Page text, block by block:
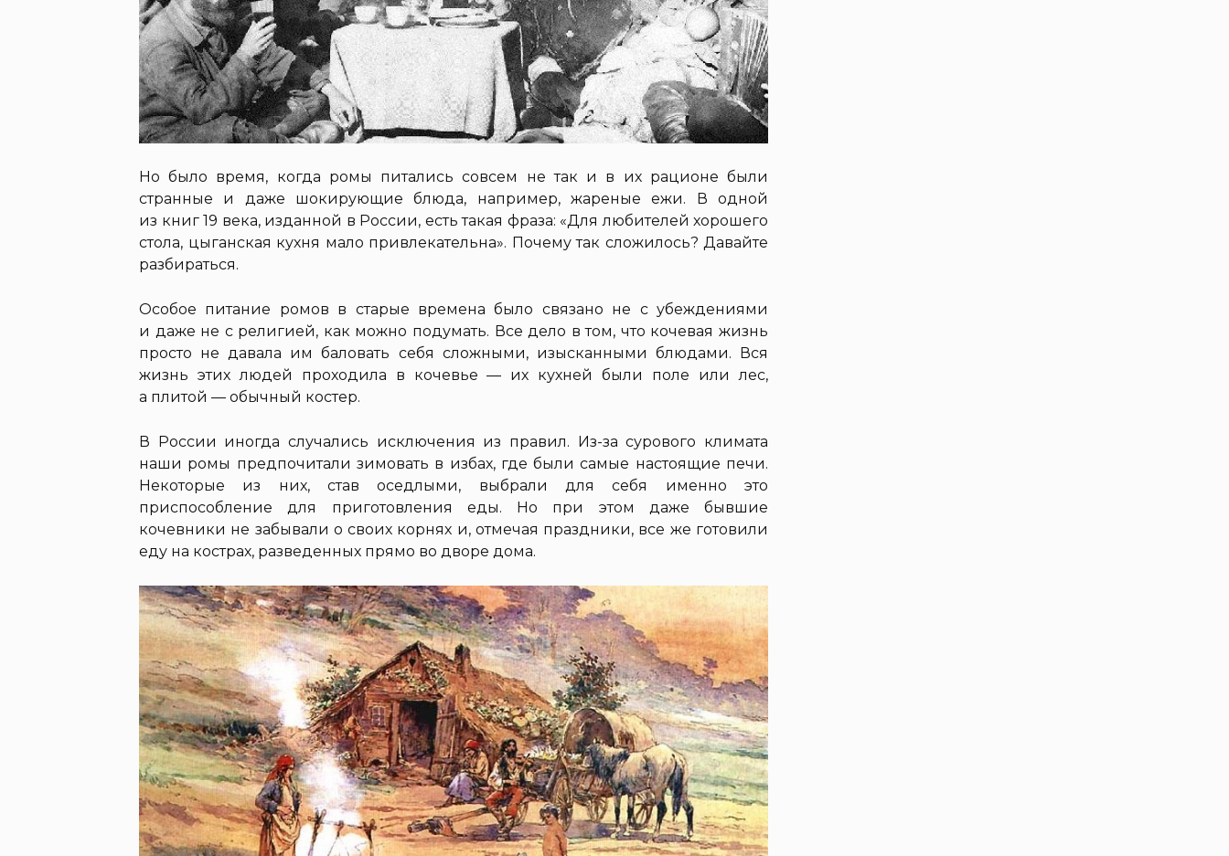
Но было время, когда ромы питались совсем не так и в их рационе были
странные и даже шокирующие блюда, например, жареные ежи. В одной
из книг 19 века, изданной в России, есть такая фраза: «Для любителей хорошего
стола, цыганская кухня мало привлекательна». Почему так сложилось? Давайте
разбираться.
Особое питание ромов в старые времена было связано не с убеждениями
и даже не с религией, как можно подумать. Все дело в том, что кочевая жизнь
просто не давала им баловать себя сложными, изысканными блюдами. Вся
жизнь этих людей проходила в кочевье — их кухней были поле или лес,
а плитой — обычный костер.
В России иногда случались исключения из правил. Из-за сурового климата
наши ромы предпочитали зимовать в избах, где были самые настоящие печи.
Некоторые из них, став оседлыми, выбрали для себя именно это
приспособление для приготовления еды. Но при этом даже бывшие
кочевники не забывали о своих корнях и, отмечая праздники, все же готовили
еду на кострах, разведенных прямо во дворе дома.